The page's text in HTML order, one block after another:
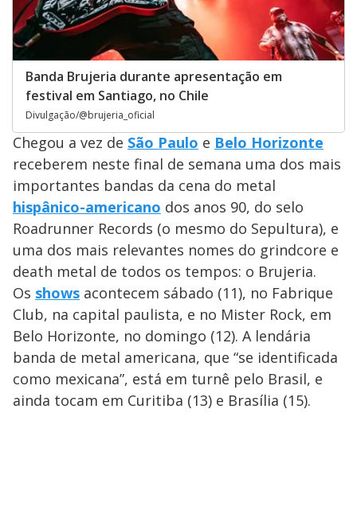
Banda Brujeria durante apresentação em
festival em Santiago, no Chile
Divulgação/@brujeria_oficial
Chegou a vez de São Paulo e Belo Horizonte
receberem neste final de semana uma dos mais
importantes bandas da cena do metal
hispânico-americano dos anos 90, do selo
Roadrunner Records (o mesmo do Sepultura), e
uma dos mais relevantes nomes do grindcore e
death metal de todos os tempos: o Brujeria.
Os shows acontecem sábado (11), no Fabrique
Club, na capital paulista, e no Mister Rock, em
Belo Horizonte, no domingo (12). A lendária
banda de metal americana, que “se identificada
como mexicana”, está em turnê pelo Brasil, e
ainda tocam em Curitiba (13) e Brasília (15).